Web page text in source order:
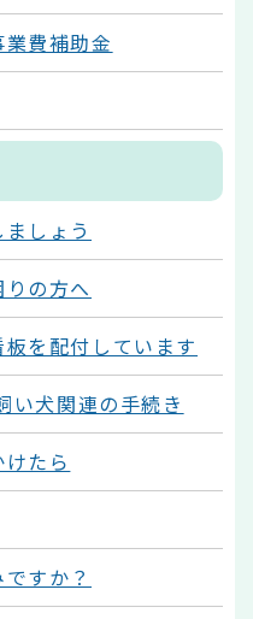
費補助金
しょう
の方へ
を配付しています
い犬関連の手続き
たら
すか？